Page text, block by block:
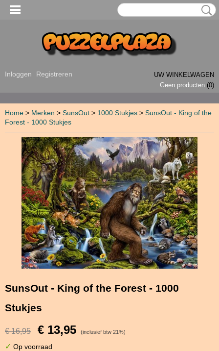
Inloggen Registreren
UW WINKELWAGEN
Geen producten (0)
Home > Merken > SunsOut > 1000 Stukjes > SunsOut - King of the
Forest - 1000 Stukjes
SunsOut - King of the Forest - 1000
Stukjes
€ 16,95 € 13,95 (inclusief btw 21%)
✓ Op voorraad